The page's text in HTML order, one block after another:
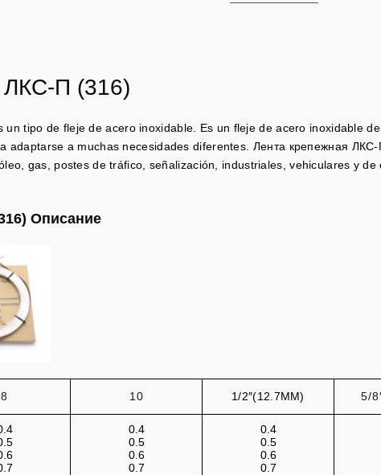
ЛКС-П (316)
un tipo de fleje de acero inoxidable. Es un fleje de acero inoxidable
adaptarse a muchas necesidades diferentes. Лента крепежная
gas, postes de tráfico, señalización, industriales, vehiculares y
Описание
8 10 1/2″(12.7MM) 5/
0.4
0.5
0.6
0.7
0.4
0.5
0.6
0.7